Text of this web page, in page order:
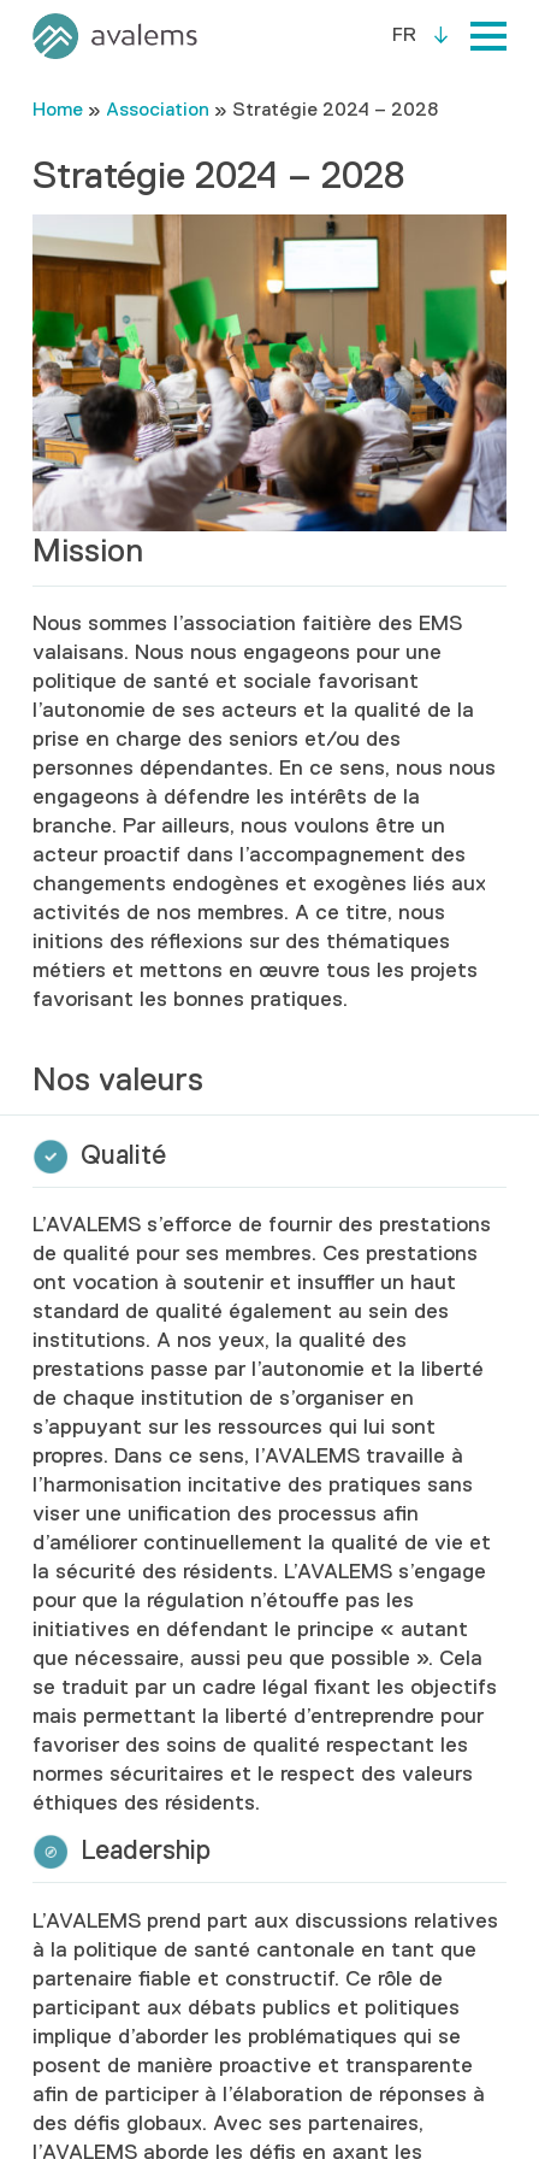
FR
Home» Association » Stratégie 2024 – 2028
Stratégie 2024 – 2028
Mission
Nous sommes l’association faitière des EMS
valaisans. Nous nous engageons pour une
politique de santé et sociale favorisant
l’autonomie de ses acteurs et la qualité de la
prise en charge des seniors et/ou des
personnes dépendantes. En ce sens, nous nous
engageons à défendre les intérêts de la
branche. Par ailleurs, nous voulons être un
acteur proactif dans l’accompagnement des
changements endogènes et exogènes liés aux
activités de nos membres. A ce titre, nous
initions des réflexions sur des thématiques
métiers et mettons en œuvre tous les projets
favorisant les bonnes pratiques.
Nos valeurs
Qualité
L’AVALEMS s’efforce de fournir des prestations
de qualité pour ses membres. Ces prestations
ont vocation à soutenir et insuffler un haut
standard de qualité également au sein des
institutions. A nos yeux, la qualité des
prestations passe par l’autonomie et la liberté
de chaque institution de s’organiser en
s’appuyant sur les ressources qui lui sont
propres. Dans ce sens, l’AVALEMS travaille à
l’harmonisation incitative des pratiques sans
viser une unification des processus afin
d’améliorer continuellement la qualité de vie et
la sécurité des résidents. L’AVALEMS s’engage
pour que la régulation n’étouffe pas les
initiatives en défendant le principe « autant
que nécessaire, aussi peu que possible ». Cela
se traduit par un cadre légal fixant les objectifs
mais permettant la liberté d’entreprendre pour
favoriser des soins de qualité respectant les
normes sécuritaires et le respect des valeurs
éthiques des résidents.
Leadership
L’AVALEMS prend part aux discussions relatives
à la politique de santé cantonale en tant que
partenaire fiable et constructif. Ce rôle de
participant aux débats publics et politiques
implique d’aborder les problématiques qui se
posent de manière proactive et transparente
afin de participer à l’élaboration de réponses à
des défis globaux. Avec ses partenaires,
l’AVALEMS aborde les défis en axant les